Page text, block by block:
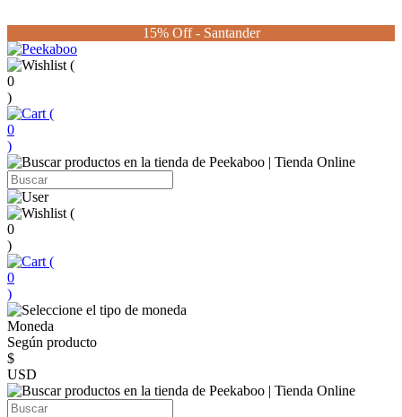
15% Off - Santander
(
0
)
(
0
)
(
0
)
(
0
)
Moneda
Según producto
$
USD